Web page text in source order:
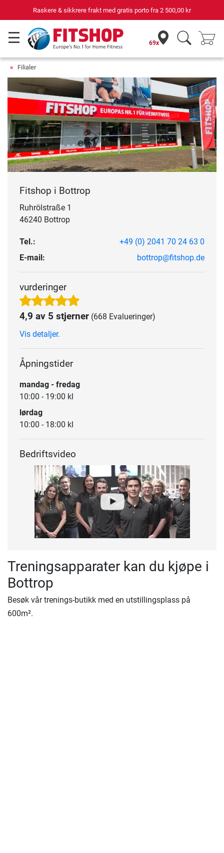
Raskere & sikkrere frakt med gratis porto fra 2 500,00 kr
69x
Filialer
Fitshop i Bottrop
Ruhrölstraße 1
46240 Bottrop
Tel.:
+49 (0) 2041 70 24 63 0
E-mail:
bottrop@fitshop.de
vurderinger
4,9 av 5 stjerner (668 Evalueringer)
Vis detaljer.
Åpningstider
mandag - fredag
10:00 - 19:00 kl
lørdag
10:00 - 18:00 kl
Bedriftsvideo
Treningsapparater kan du kjøpe i
Bottrop
Besøk vår trenings-butikk med en utstillingsplass på
600m².